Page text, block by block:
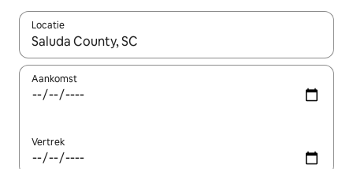
Locatie
Wanneer er resultaten beschikbaar zijn, maak je een keuze
Aankomst
Vertrek